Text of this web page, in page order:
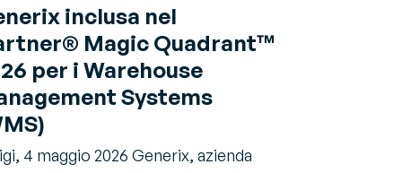
inclusa nel
Magic Quadrant™
per i Warehouse
Systems
4 maggio 2026 Generix, azienda